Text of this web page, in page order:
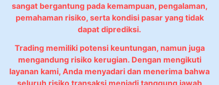
sangat bergantung pada kemampuan, pengalaman,
pemahaman risiko, serta kondisi pasar yang tidak
dapat diprediksi.
Trading memiliki potensi keuntungan, namun juga
mengandung risiko kerugian. Dengan mengikuti
layanan kami, Anda menyadari dan menerima bahwa
seluruh risiko transaksi menjadi tanggung jawab